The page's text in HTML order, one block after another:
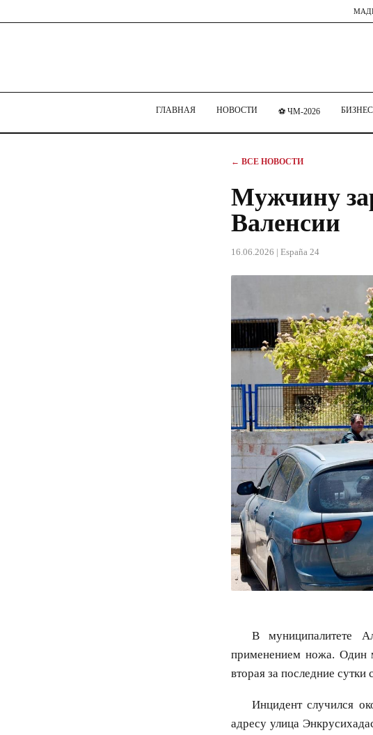
ГЛАВНАЯ НОВОСТИ ⚽ ЧМ-2026
← ВСЕ НОВОСТИ
Мужчину
Валенсии
16.06.2026 | España 24
В муниципалитете
применением ножа. Один
вторая за последние
Инцидент случился
адресу улица